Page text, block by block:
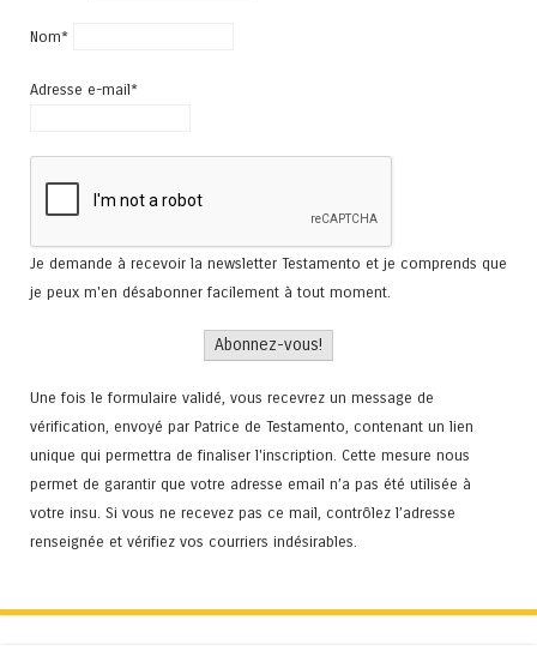
Nom*
Adresse e-mail*
Je demande à recevoir la newsletter Testamento et je comprends que
je peux m'en désabonner facilement à tout moment.
Une fois le formulaire validé, vous recevrez un message de
vérification, envoyé par Patrice de Testamento, contenant un lien
unique qui permettra de finaliser l'inscription. Cette mesure nous
permet de garantir que votre adresse email n’a pas été utilisée à
votre insu. Si vous ne recevez pas ce mail, contrôlez l’adresse
renseignée et vérifiez vos courriers indésirables.